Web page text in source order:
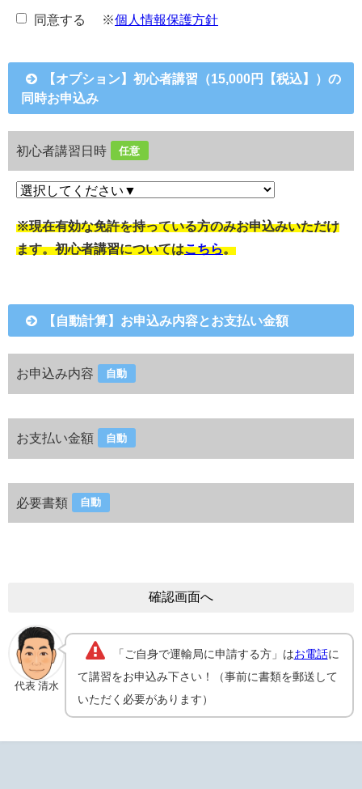
同意する ※個人情報保護方針
【オプション】初心者講習（15,000円【税込】）の
同時お申込み
初心者講習日時 任意
※現在有効な免許を持っている方のみお申込みいただけ
ます。初心者講習についてはこちら。
【自動計算】お申込み内容とお支払い金額
お申込み内容 自動
お支払い金額 自動
必要書類 自動
代表 清水
「ご自身で運輸局に申請する方」はお電話に
て講習をお申込み下さい！（事前に書類を郵送して
いただく必要があります）